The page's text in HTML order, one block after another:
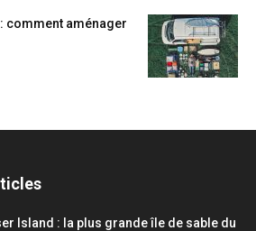
comment aménager
Island : la plus grande île de sable du